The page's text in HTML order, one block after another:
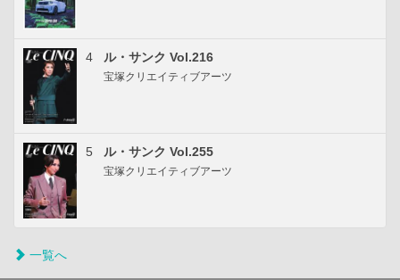
4 ル・サンク Vol.216
宝塚クリエイティブアーツ
5 ル・サンク Vol.255
宝塚クリエイティブアーツ
一覧へ